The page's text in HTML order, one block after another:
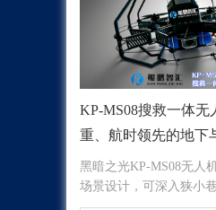
KP-MS08搜救一体无
重、航时领先的地下
黑暗之光KP-MS08无人
场景设计，可深入狭小